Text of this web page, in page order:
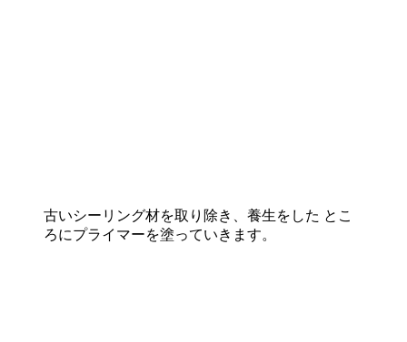
古いシーリング材を取り除き、養生をした とこ
ろにプライマーを塗っていきます。